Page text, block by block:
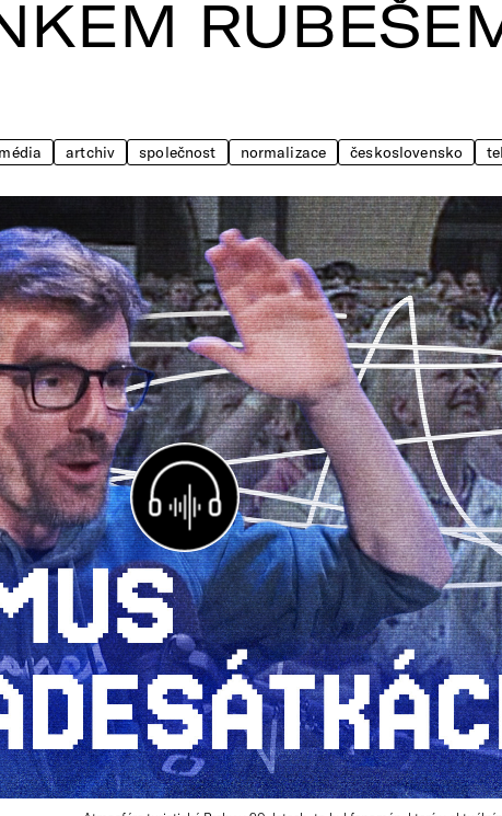
média artchiv společnost normalizace československo